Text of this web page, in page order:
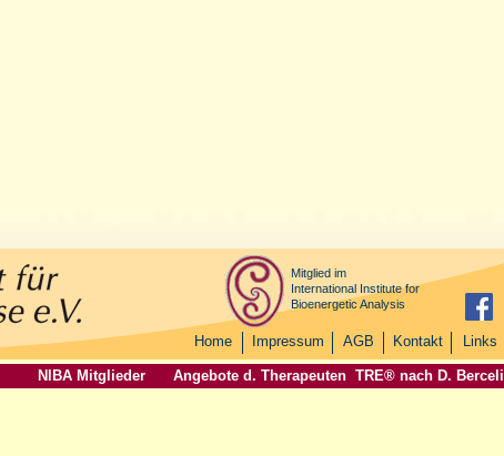
Mitglied im
International Institute for
Bioenergetic Analysis
Home Impressum AGB Kontakt Links
NIBA Mitglieder Angebote d. Therapeuten TRE® nach D. Berceli